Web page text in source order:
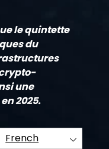
le quintette
du
une
2025.
bitcoin
French